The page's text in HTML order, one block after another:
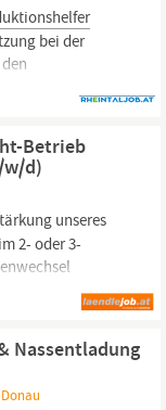
bei der
Durchführung
unserer
Betrieb
d)
unseres
2- oder 3-
sicherer
Nassentladung